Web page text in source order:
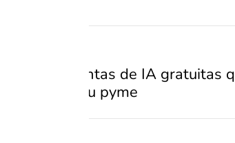
Diez herramientas de IA gratuitas
revolucionan tu pyme